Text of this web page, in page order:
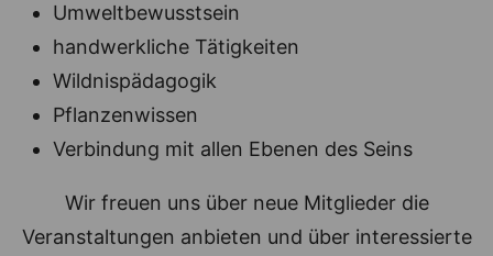
Umweltbewusstsein
handwerkliche Tätigkeiten
Wildnispädagogik
Pflanzenwissen
Verbindung mit allen Ebenen des Seins
Wir freuen uns über neue Mitglieder die
Veranstaltungen anbieten und über interessierte